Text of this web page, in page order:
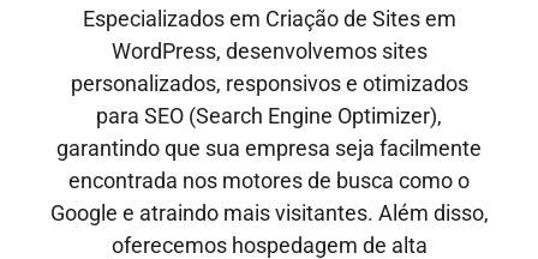
Especializados em Criação de Sites em
WordPress, desenvolvemos sites
personalizados, responsivos e otimizados
para SEO (Search Engine Optimizer),
garantindo que sua empresa seja facilmente
encontrada nos motores de busca como o
Google e atraindo mais visitantes. Além disso,
oferecemos hospedagem de alta